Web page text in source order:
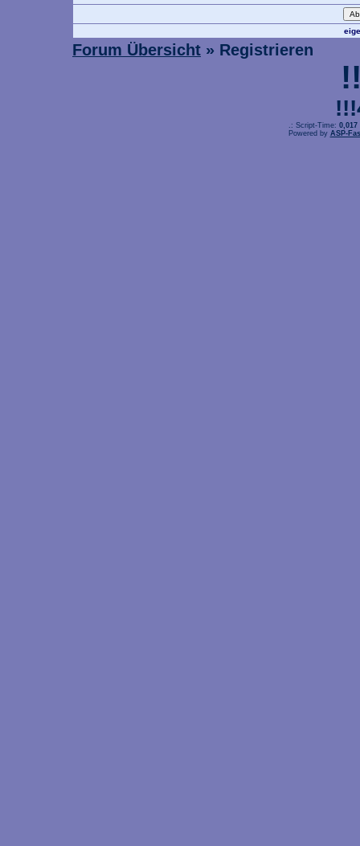
Forum Übersicht » Registrieren
.: Script-Time: 0,017
Powered by ASP-